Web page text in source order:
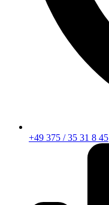
+49 375 / 35 31 8 45